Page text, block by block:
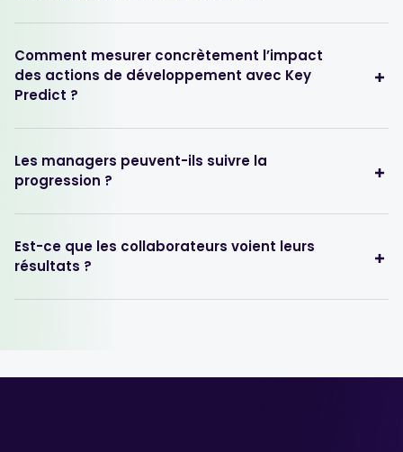
Comment mesurer concrètement l’impact
des actions de développement avec Key
Predict ?
Les managers peuvent-ils suivre la
progression ?
Est-ce que les collaborateurs voient leurs
résultats ?